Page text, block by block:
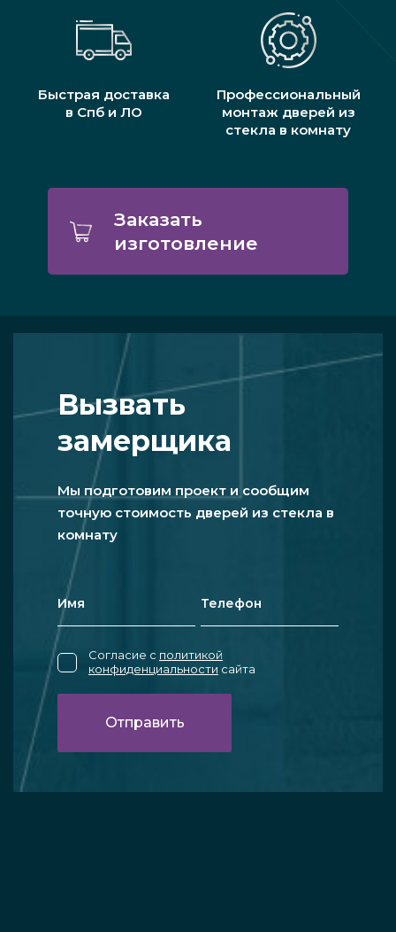
Быстрая доставка
в Спб и ЛО
Профессиональный
монтаж дверей из
стекла в комнату
Заказать
изготовление
Вызвать
замерщика
Мы подготовим проект и сообщим
точную стоимость дверей из стекла в
комнату
Согласие с политикой
конфиденциальности сайта